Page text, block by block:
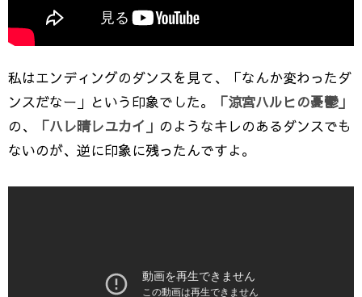
私はエンディングのダンスを見て、「なんか変わったダ
ンスだなー」という印象でした。
「涼宮ハルヒの憂鬱」
の、
「ハレ晴レユカイ」 のようなキレのあるダンスでも
ないのが、逆に印象に残ったんですよ。